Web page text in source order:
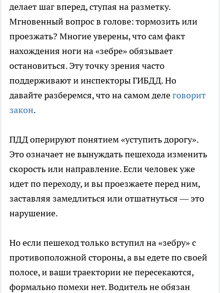
делает шаг вперед, ступая на разметку.
Мгновенный вопрос в голове: тормозить или
проезжать? Многие уверены, что сам факт
нахождения ноги на «зебре» обязывает
остановиться. Эту точку зрения часто
поддерживают и инспекторы ГИБДД. Но
давайте разберемся, что на самом делеговорит
закон.
ПДД оперируют понятием «уступить дорогу».
Это означает не вынуждать пешехода изменить
скорость или направление. Если человек уже
идет по переходу, и вы проезжаете перед ним,
заставляя замедлиться или отшатнуться — это
нарушение.
Но если пешеход только вступил на «зебру» с
противоположной стороны, а вы едете по своей
полосе, и ваши траектории не пересекаются,
формально помехи нет. Водитель не обязан